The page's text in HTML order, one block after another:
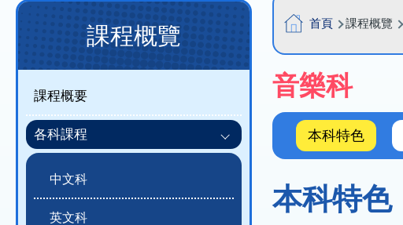
導
航
連
結
首頁 課程概覽
音樂科
本科特色
本科特色
Main
navigation
(課
程
概
覽)
課程概覽
課程概要
各科課程
中文科
英文科